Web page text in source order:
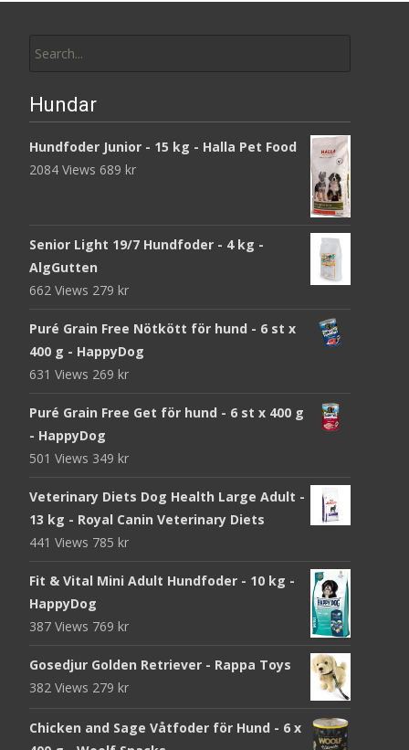
for:
Hundar
Hundfoder Junior - 15 kg - Halla Pet Food
2084 Views 689 kr
Senior Light 19/7 Hundfoder - 4 kg -
AlgGutten
662 Views 279 kr
Puré Grain Free Nötkött för hund - 6 st x
400 g - HappyDog
631 Views 269 kr
Puré Grain Free Get för hund - 6 st x 400 g
- HappyDog
501 Views 349 kr
Veterinary Diets Dog Health Large Adult -
13 kg - Royal Canin Veterinary Diets
441 Views 785 kr
Fit & Vital Mini Adult Hundfoder - 10 kg -
HappyDog
387 Views 769 kr
Gosedjur Golden Retriever - Rappa Toys
382 Views 279 kr
Chicken and Sage Våtfoder för Hund - 6 x